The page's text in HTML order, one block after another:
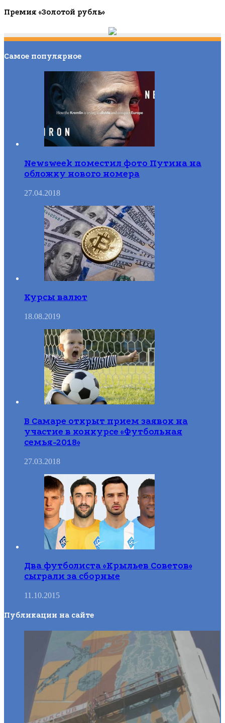
Премия «Золотой рубль»
Самое популярное
Newsweek поместил фото Путина на
обложку нового номера
27.04.2018
Курсы валют
18.08.2019
В Самаре открыт прием заявок на
участие в конкурсе «Футбольная
семья-2018»
27.03.2018
Два футболиста «Крыльев Советов»
сыграли за сборные
11.10.2015
Публикации на сайте